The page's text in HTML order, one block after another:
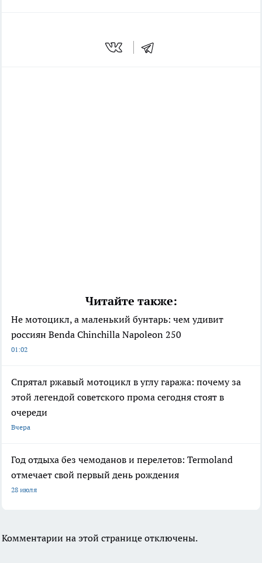
Читайте также:
Не мотоцикл, а маленький бунтарь: чем удивит
россиян Benda Chinchilla Napoleon 250
01:02
Спрятал ржавый мотоцикл в углу гаража: почему за
этой легендой советского прома сегодня стоят в
очереди
Вчера
Год отдыха без чемоданов и перелетов: Termoland
отмечает свой первый день рождения
28 июля
Комментарии на этой странице отключены.